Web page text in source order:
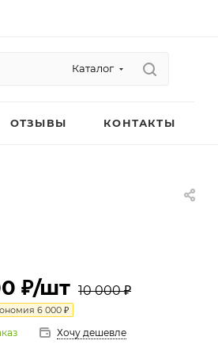
Каталог
ОТЗЫВЫ КОНТАКТЫ
₽/шт 10 000 ₽
6 000 ₽
Хочу дешевле